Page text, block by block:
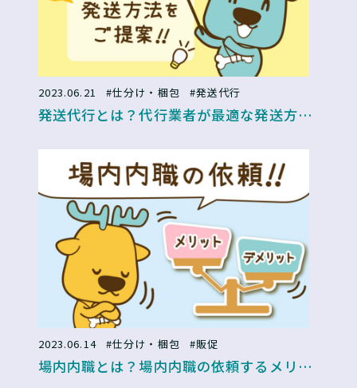
2023.06.21 #仕分け・梱包 #発送代行
発送代行とは？代行業者が最適な発送方法
2023.06.14 #仕分け・梱包 #販促
場内内職とは？場内内職の依頼するメリッ